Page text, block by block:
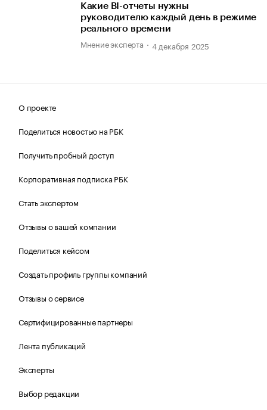
Какие BI-отчеты нужны
руководителю каждый день в режиме
реального времени
Мнение эксперта 4 декабря 2025
О проекте
Поделиться новостью на РБК
Получить пробный доступ
Корпоративная подписка РБК
Стать экспертом
Отзывы о вашей компании
Поделиться кейсом
Создать профиль группы компаний
Отзывы о сервисе
Сертифицированные партнеры
Лента публикаций
Эксперты
Выбор редакции